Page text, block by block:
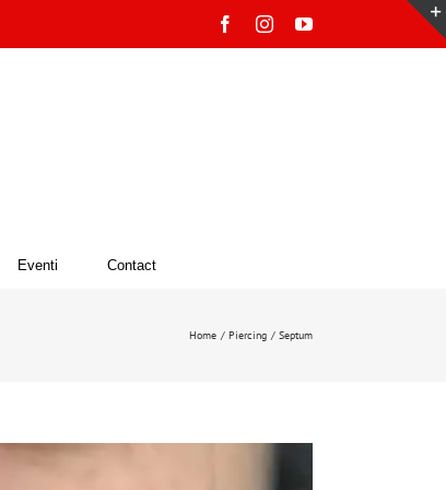
FacebookInstagramYouTube
Eventi Contact
Home Piercing Septum